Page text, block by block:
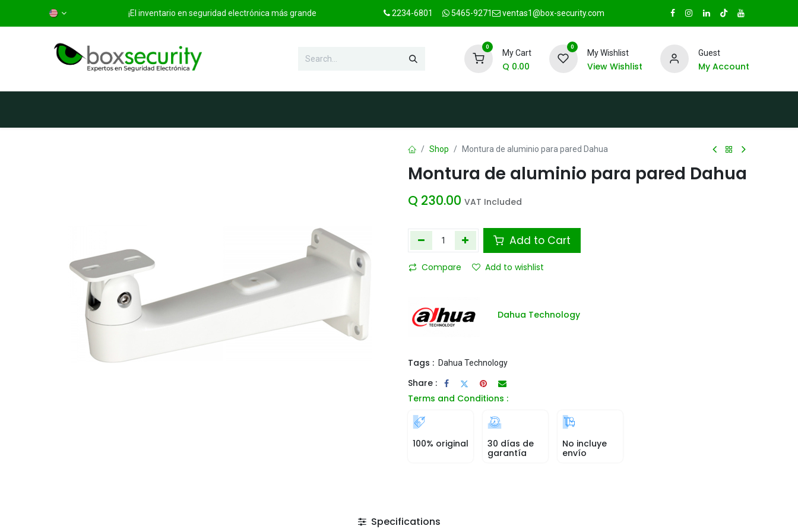
¡El inventario en seguridad electrónica más grande 2234-6801 5465-9271 ventas1@box-security.com
0
My Cart
Q 0.00
0
My Wishlist
View Wishlist
Guest
My Account
Shop Montura de aluminio para pared Dahua
Montura de aluminio para pared Dahua
Q 230.00 VAT Included
Add to Cart
Compare Add to wishlist
Dahua Technology
Tags : Dahua Technology
Share :
Terms and Conditions :
100% original
30 días de
garantía
No incluye
envío
Specifications